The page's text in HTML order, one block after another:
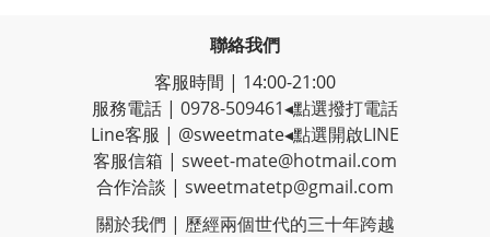
聯絡我們
客服時間 | 14:00-21:00
服務電話 | 0978-509461◂點選撥打電話
Line客服 | @sweetmate◂點選開啟LINE
客服信箱 | sweet-mate@hotmail.com
合作洽談 | sweetmatetp@gmail.com
關於我們 | 歷經兩個世代的三十年跨越